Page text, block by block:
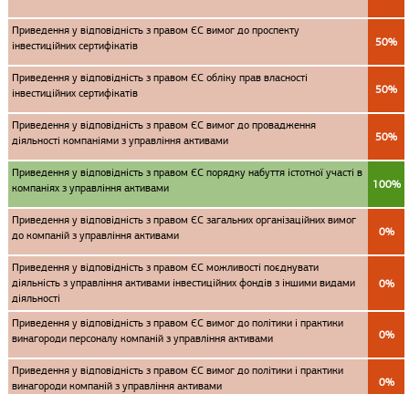
Приведення у відповідність з правом ЄС вимог до проспекту
інвестиційних сертифікатів
50%
Приведення у відповідність з правом ЄС обліку прав власності
інвестиційних сертифікатів
50%
Приведення у відповідність з правом ЄС вимог до провадження
діяльності компаніями з управління активами
50%
Приведення у відповідність з правом ЄС порядку набуття істотної участі в
компаніях з управління активами
100%
Приведення у відповідність з правом ЄС загальних організаційних вимог
до компаній з управління активами
0%
Приведення у відповідність з правом ЄС можливості поєднувати
діяльність з управління активами інвестиційних фондів з іншими видами
діяльності
0%
Приведення у відповідність з правом ЄС вимог до політики і практики
винагороди персоналу компаній з управління активами
0%
Приведення у відповідність з правом ЄС вимог до політики і практики
винагороди компаній з управління активами
0%